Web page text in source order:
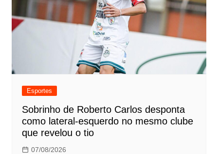
Esportes
Sobrinho de Roberto Carlos desponta
como lateral-esquerdo no mesmo clube
que revelou o tio
07/08/2026